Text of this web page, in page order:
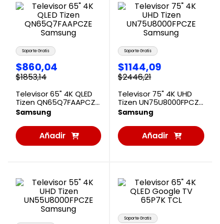
Soporte Gratis
$860,04
$1853,14
Televisor 65" 4K QLED
Tizen QN65Q7FAAPCZE
Samsung
Samsung
Añadir
al
Soporte Gratis
$1144,09
$2446,21
Televisor 75" 4K UHD
Tizen UN75U8000FPCZE
Samsung
Samsung
Añadir
al
Soporte Gratis